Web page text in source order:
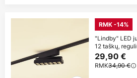
RMK -14%
"Lindby" LED
12 taškų,
29,90 €
RMK34,90 €